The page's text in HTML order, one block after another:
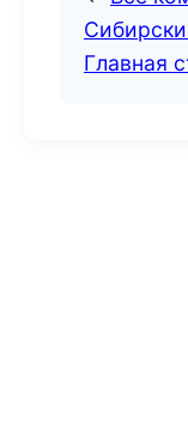
Главная